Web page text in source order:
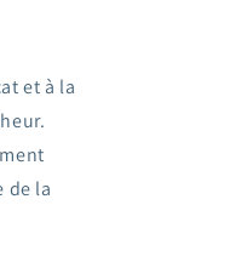
et à la
de la